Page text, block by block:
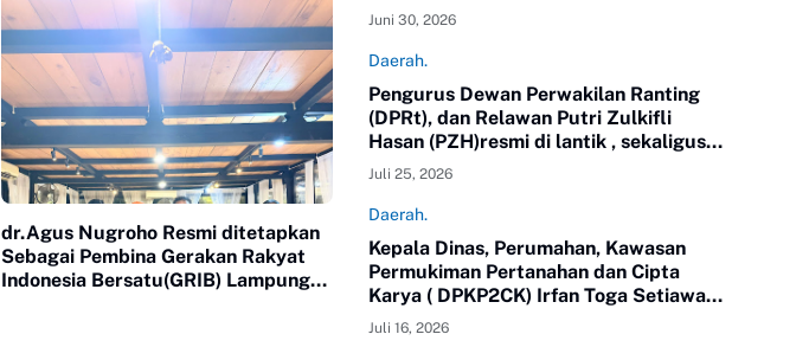
dr.Agus Nugroho Resmi ditetapkan
Sebagai Pembina Gerakan Rakyat
Indonesia Bersatu(GRIB) Lampung
Juni 30, 2026
Daerah.
Pengurus Dewan Perwakilan Ranting
(DPRt), dan Relawan Putri Zulkifli
Hasan (PZH)resmi di lantik , sekaligus
Rapat Kerja Daerah (Rakerda) Tahun
2026 di Gedung Sesat Kota
Pemerintah Kota Metro
Juli 25, 2026
Daerah.
Kepala Dinas, Perumahan, Kawasan
Permukiman Pertanahan dan Cipta
Karya ( DPKP2CK) Irfan Toga Setiawan,
SE.MM, mengikuti Pendidikan
Juli 16, 2026